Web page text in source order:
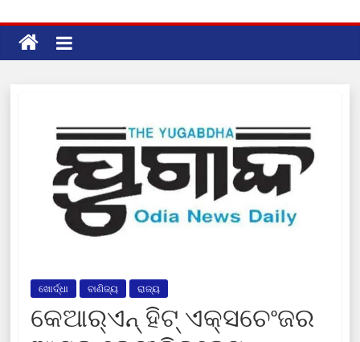
ଖୋର୍ଦ୍ଧା ବାଣିଜ୍ୟ ରାଜ୍ୟ
କେଆର୍‌ଏନ୍ ହିଟ୍ ଏକ୍ସଚେଂଜର